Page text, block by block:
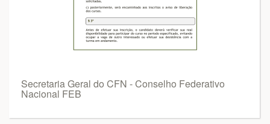
Secretaria Geral do CFN - Conselho Federativo
Nacional FEB